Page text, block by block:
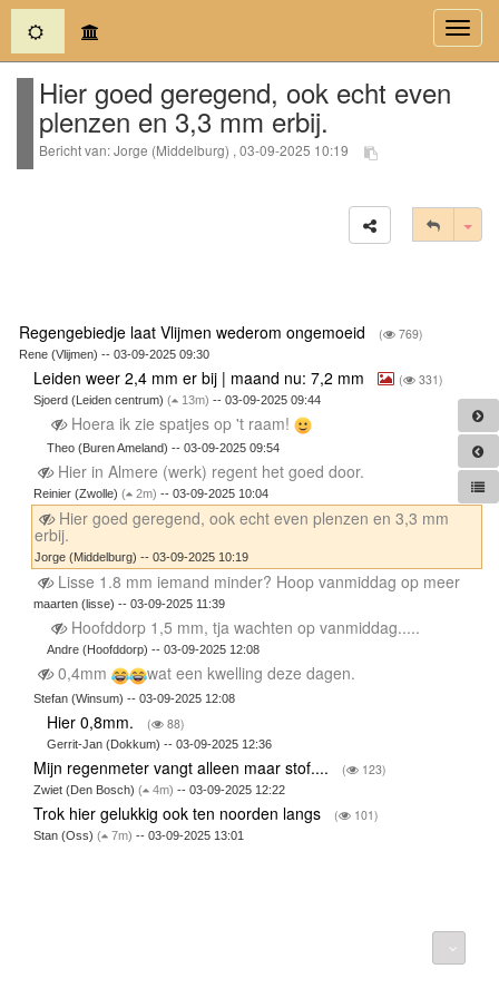
(current)
Hier goed geregend, ook echt even
plenzen en 3,3 mm erbij.
Bericht van: Jorge (Middelburg) , 03-09-2025 10:19
Regengebiedje laat Vlijmen wederom ongemoeid ( 769)
Rene (Vlijmen) -- 03-09-2025 09:30
Leiden weer 2,4 mm er bij | maand nu: 7,2 mm ( 331)
Sjoerd (Leiden centrum) ( 13m) -- 03-09-2025 09:44
Hoera ik zie spatjes op 't raam!
Theo (Buren Ameland) -- 03-09-2025 09:54
Hier in Almere (werk) regent het goed door.
Reinier (Zwolle) ( 2m) -- 03-09-2025 10:04
Hier goed geregend, ook echt even plenzen en 3,3 mm
erbij.
Jorge (Middelburg) -- 03-09-2025 10:19
Lisse 1.8 mm iemand minder? Hoop vanmiddag op meer
maarten (lisse) -- 03-09-2025 11:39
Hoofddorp 1,5 mm, tja wachten op vanmiddag.....
Andre (Hoofddorp) -- 03-09-2025 12:08
0,4mm wat een kwelling deze dagen.
Stefan (Winsum) -- 03-09-2025 12:08
Hier 0,8mm. ( 88)
Gerrit-Jan (Dokkum) -- 03-09-2025 12:36
Mijn regenmeter vangt alleen maar stof.... ( 123)
Zwiet (Den Bosch) ( 4m) -- 03-09-2025 12:22
Trok hier gelukkig ook ten noorden langs ( 101)
Stan (Oss) ( 7m) -- 03-09-2025 13:01